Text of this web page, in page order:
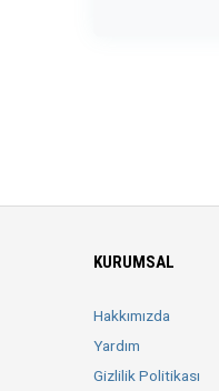
KURUMSAL
Hakkımızda
Yardım
Gizlilik Politikası